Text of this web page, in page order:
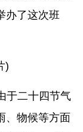
办了这次班
)
于二十四节气
、物候等方面